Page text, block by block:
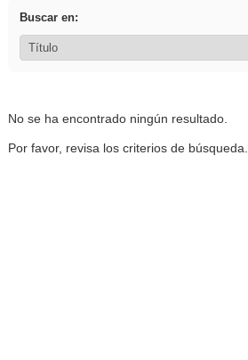
Buscar en:
No se ha encontrado ningún resultado.
Por favor, revisa los criterios de búsqueda.